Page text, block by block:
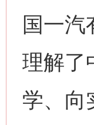
国一
理解了
学、向